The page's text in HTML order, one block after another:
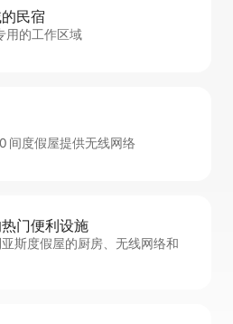
民宿
用的工作区域
间度假屋提供无线网络
门便利设施
斯度假屋的厨房、无线网络和